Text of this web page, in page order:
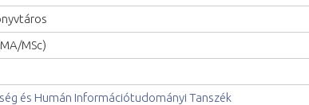
MSc)
és Humán Információtudományi Tanszék